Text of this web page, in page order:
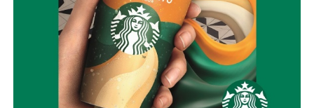
από εναέρια μέσα και δημιουργώντας δίκτυο
υδατοδεξαμενών στις ορεινές δημοτικές ενότητες.
Ίδρυση Δημοτικού Σώματος Εθελοντών Πολιτικής
Προστασίας, με εκπαίδευση, πιστοποίηση και ουσιαστικά
κίνητρα συμμετοχής για νέους, αποστράτους των
Σωμάτων Ασφαλείας και ενεργούς πολίτες, σε